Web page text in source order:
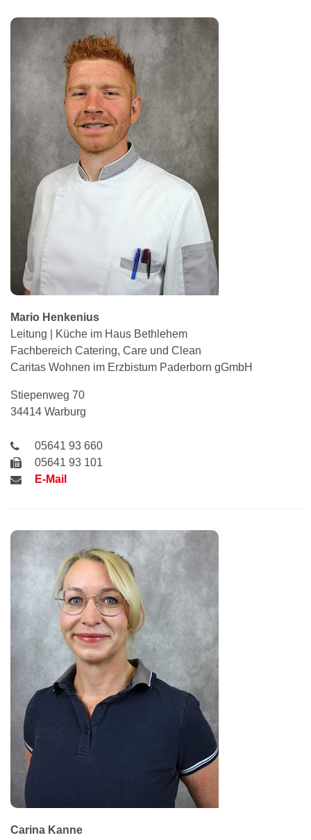
Mario Henkenius
Leitung | Küche im Haus Bethlehem
Fachbereich Catering, Care und Clean
Caritas Wohnen im Erzbistum Paderborn gGmbH
Stiepenweg 70
34414 Warburg
05641 93 660
05641 93 101
E-Mail
Carina Kanne